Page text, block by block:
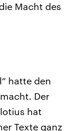
Macht des
hatte den
Der
hat
Texte ganz